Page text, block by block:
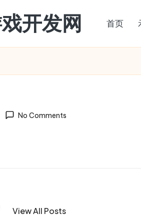
开发网 首页
No Comments
View All Posts